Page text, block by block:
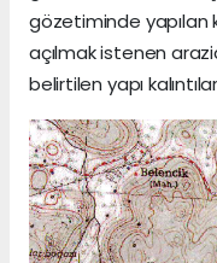
gözetiminde yapılan
açılmak istenen
belirtilen yapı